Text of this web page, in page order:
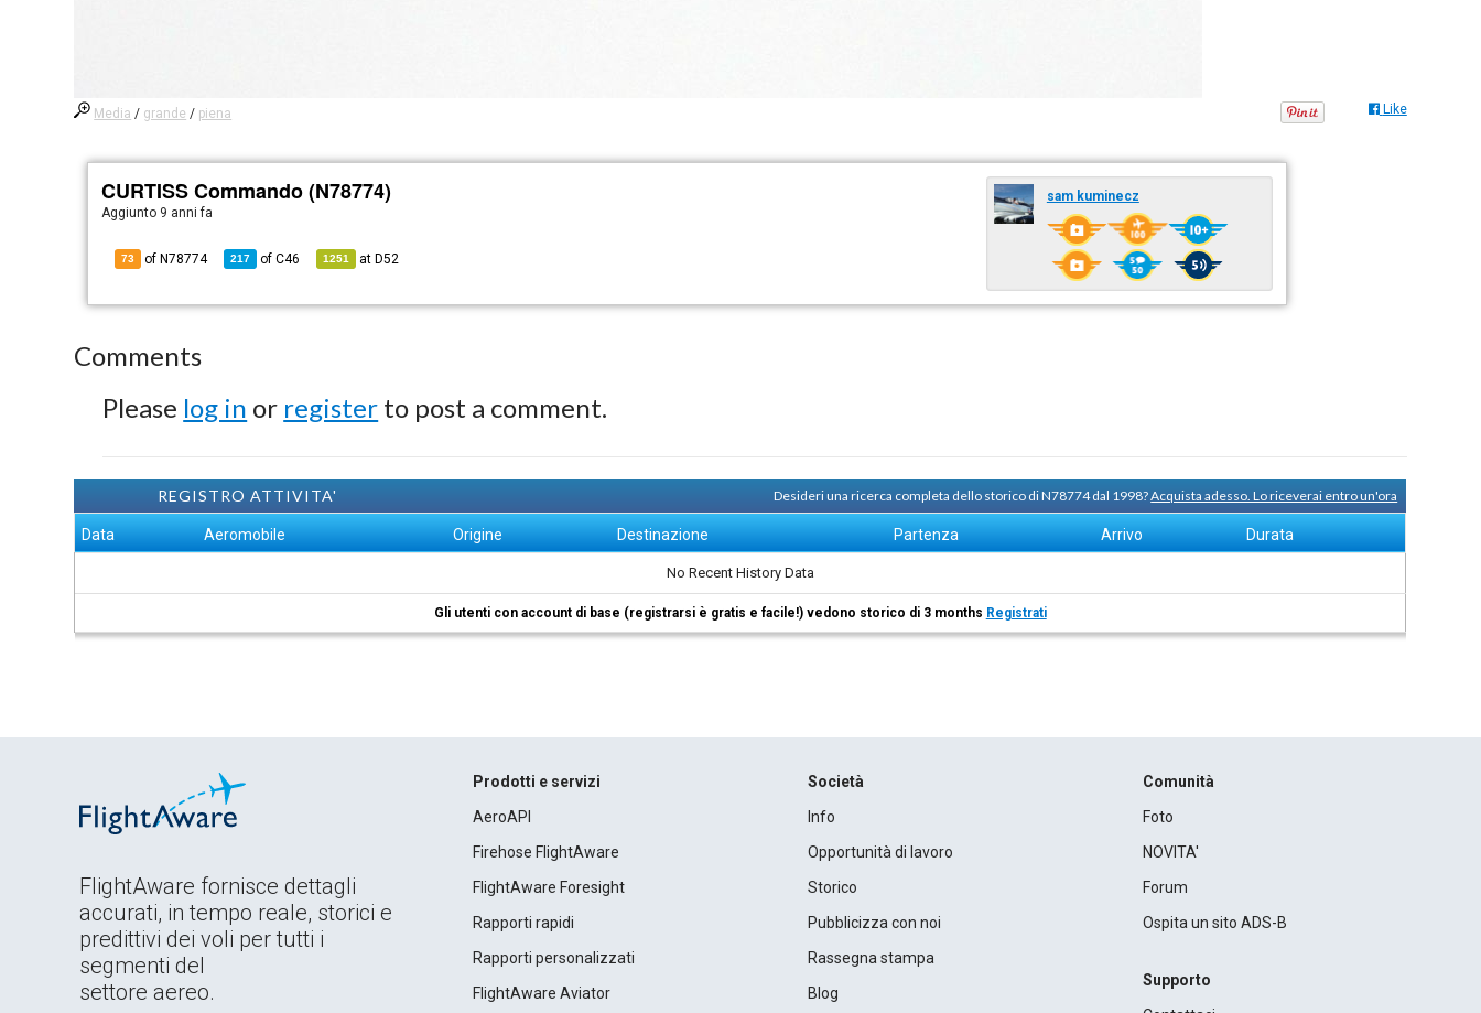
Media / grande / piena Like
CURTISS Commando (N78774)
Aggiunto 9 anni fa
73 of N78774 217 ofC46 1251 at D52
sam kuminecz
Comments
Please log in or register to post a comment.
REGISTRO ATTIVITA' Desideri una ricerca completa dello storico di N78774 dal 1998?Acquista adesso. Lo riceverai entro un'ora
Data Aeromobile Origine Destinazione Partenza Arrivo Durata
No Recent History Data
Gli utenti con account di base (registrarsi è gratis e facile!) vedono storico di 3 months Registrati
FlightAware fornisce dettagli
accurati, in tempo reale, storici e
predittivi dei voli per tutti i
segmenti del
settore aereo.
Prodotti e servizi
AeroAPI
Firehose FlightAware
FlightAware Foresight
Rapporti rapidi
Rapporti personalizzati
FlightAware Aviator
Società
Info
Opportunità di lavoro
Storico
Pubblicizza con noi
Rassegna stampa
Blog
Comunità
Foto
NOVITA'
Forum
Ospita un sito ADS-B
Supporto